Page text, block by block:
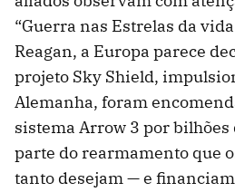
“Guerra nas Estrelas da
Reagan, a Europa parece
projeto Sky Shield,
Alemanha, foram
sistema Arrow 3 por bilhões
parte do rearmamento que
tanto desejam — e